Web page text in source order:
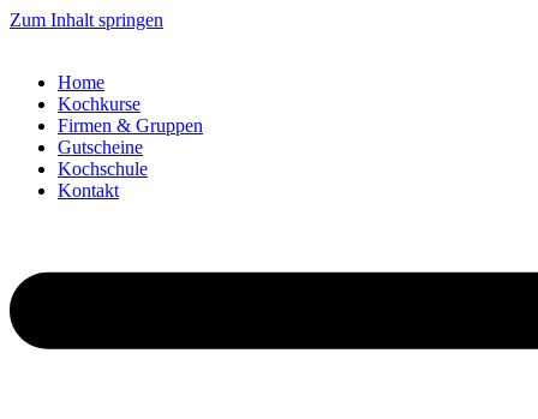
Zum Inhalt springen
Home
Kochkurse
Firmen & Gruppen
Gutscheine
Kochschule
Kontakt